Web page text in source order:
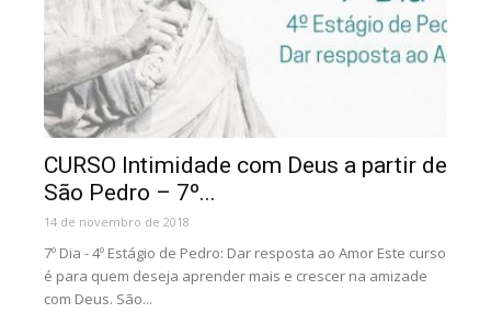
CURSO Intimidade com Deus a partir de
São Pedro – 7º...
14 de novembro de 2018
7º Dia - 4º Estágio de Pedro: Dar resposta ao Amor Este curso
é para quem deseja aprender mais e crescer na amizade
com Deus. São...